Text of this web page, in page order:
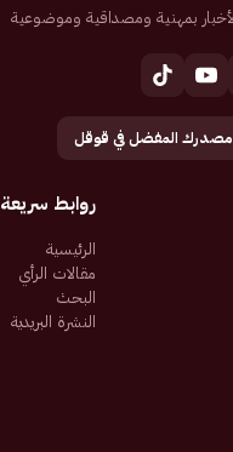
بمهنية ومصداقية وموضوعية
المفضل في قوقل
روابط سريعة
الرئيسية
مقالات الرأي
البحث
النشرة البريدية